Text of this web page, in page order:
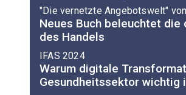
"Die vernetzte Angebotswelt"
Neues Buch beleuchtet
des Handels
IFAS 2024
Warum digitale
Gesundheitssektor wichtig